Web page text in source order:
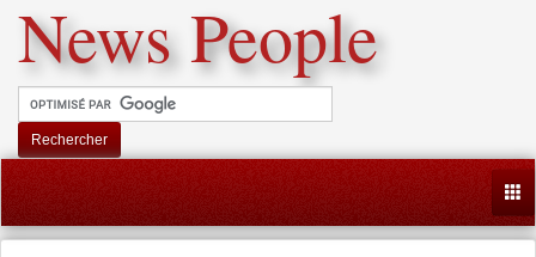
News People
Rechercher